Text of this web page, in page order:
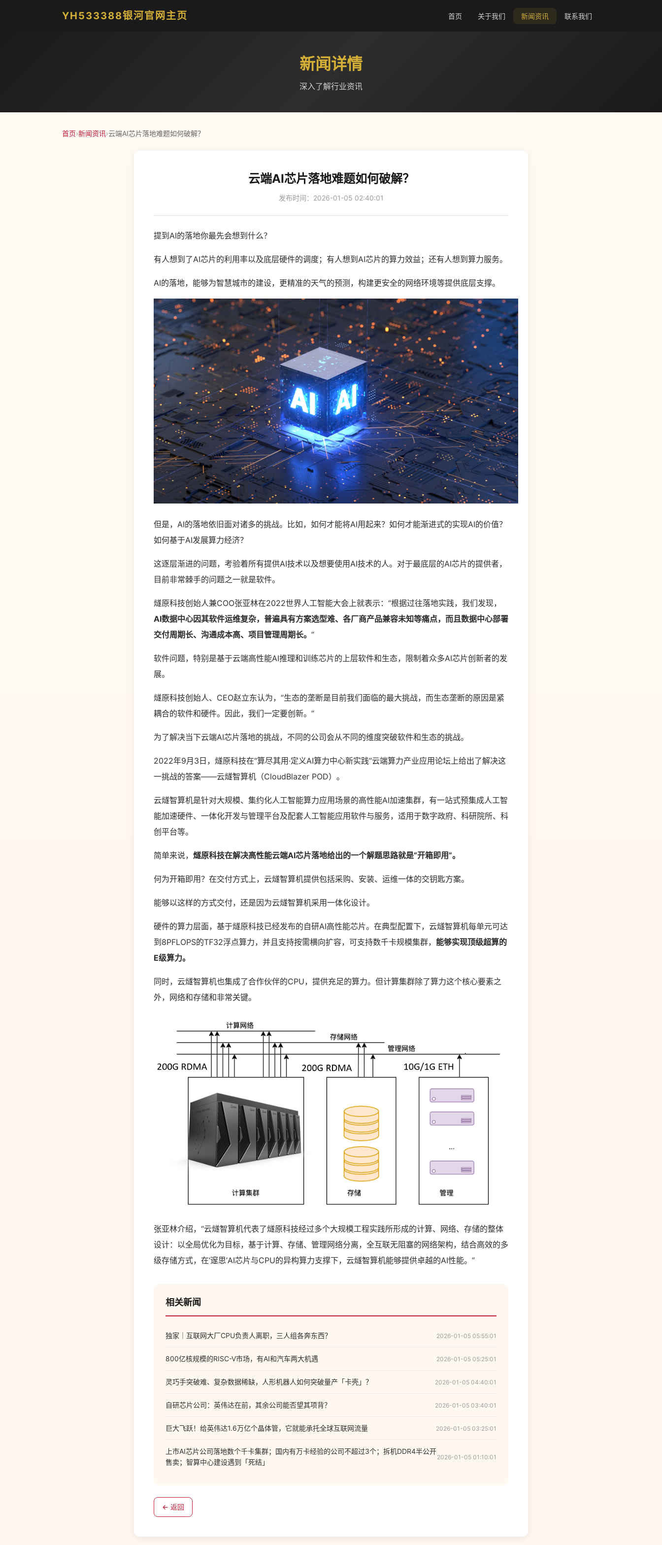
YH533388银河官网主页 首页 关于我们 新闻资讯 联系我们
新闻详情
深入了解行业资讯
首页›新闻资讯›云端AI芯片落地难题如何破解？
云端AI芯片落地难题如何破解？
发布时间：2026-01-05 02:40:01
提到AI的落地你最先会想到什么？
有人想到了AI芯片的利用率以及底层硬件的调度；有人想到AI芯片的算力效益；还有人想到算力服务。
AI的落地，能够为智慧城市的建设，更精准的天气的预测，构建更安全的网络环境等提供底层支撑。
但是，AI的落地依旧面对诸多的挑战。比如，如何才能将AI用起来？如何才能渐进式的实现AI的价值？
如何基于AI发展算力经济？
这逐层渐进的问题，考验着所有提供AI技术以及想要使用AI技术的人。对于最底层的AI芯片的提供者，
目前非常棘手的问题之一就是软件。
燧原科技创始人兼COO张亚林在2022世界人工智能大会上就表示：“根据过往落地实践，我们发现，
AI数据中心因其软件运维复杂，普遍具有方案选型难、各厂商产品兼容未知等痛点，而且数据中心部署
交付周期长、沟通成本高、项目管理周期长。 ”
软件问题，特别是基于云端高性能AI推理和训练芯片的上层软件和生态，限制着众多AI芯片创新者的发
展。
燧原科技创始人、CEO赵立东认为，“生态的垄断是目前我们面临的最大挑战，而生态垄断的原因是紧
耦合的软件和硬件。因此，我们一定要创新。”
为了解决当下云端AI芯片落地的挑战，不同的公司会从不同的维度突破软件和生态的挑战。
2022年9月3日，燧原科技在“算尽其用·定义AI算力中心新实践”云端算力产业应用论坛上给出了解决这
一挑战的答案——云燧智算机（CloudBlazer POD）。
云燧智算机是针对大规模、集约化人工智能算力应用场景的高性能AI加速集群，有一站式预集成人工智
能加速硬件、一体化开发与管理平台及配套人工智能应用软件与服务，适用于数字政府、科研院所、科
创平台等。
简单来说， 燧原科技在解决高性能云端AI芯片落地给出的一个解题思路就是“开箱即用”。
何为开箱即用？在交付方式上，云燧智算机提供包括采购、安装、运维一体的交钥匙方案。
能够以这样的方式交付，还是因为云燧智算机采用一体化设计。
硬件的算力层面，基于燧原科技已经发布的自研AI高性能芯片。在典型配置下，云燧智算机每单元可达
到8PFLOPS的TF32浮点算力，并且支持按需横向扩容，可支持数千卡规模集群， 能够实现顶级超算的
E级算力。
同时，云燧智算机也集成了合作伙伴的CPU，提供充足的算力。但计算集群除了算力这个核心要素之
外，网络和存储和非常关键。
张亚林介绍，“云燧智算机代表了燧原科技经过多个大规模工程实践所形成的计算、网络、存储的整体
设计：以全局优化为目标，基于计算、存储、管理网络分离，全互联无阻塞的网络架构，结合高效的多
级存储方式，在‘邃思’AI芯片与CPU的异构算力支撑下，云燧智算机能够提供卓越的AI性能。”
相关新闻
独家｜互联网大厂CPU负责人离职，三人组各奔东西？ 2026-01-05 05:55:01
800亿核规模的RISC-V市场，有AI和汽车两大机遇 2026-01-05 05:25:01
灵巧手突破难、复杂数据稀缺，人形机器人如何突破量产「卡壳」？ 2026-01-05 04:40:01
自研芯片公司：英伟达在前，其余公司能否望其项背？ 2026-01-05 03:40:01
巨大飞跃！给英伟达1.6万亿个晶体管，它就能承托全球互联网流量 2026-01-05 03:25:01
上市AI芯片公司落地数个千卡集群；国内有万卡经验的公司不超过3个；拆机DDR4半公开
售卖；智算中心建设遇到「死结」
2026-01-05 01:10:01
← 返回